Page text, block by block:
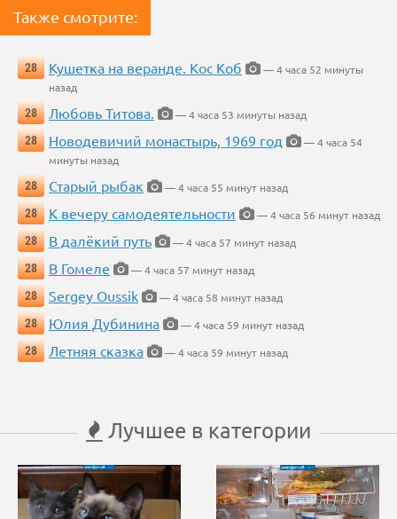
Также смотрите:
28 Кушетка на веранде. Кос Коб
— 4 часа 52 минуты
назад
28
Любовь Титова.
— 4 часа 53 минуты назад
28
Новодевичий монастырь, 1969 год
— 4 часа 54
минуты назад
28
Старый рыбак
— 4 часа 55 минут назад
28
К вечеру самодеятельности
— 4 часа 56 минут назад
28
В далёкий путь
— 4 часа 57 минут назад
28
В Гомеле
— 4 часа 57 минут назад
28
Sergey Oussik
— 4 часа 58 минут назад
28
Юлия Дубинина
— 4 часа 59 минут назад
28
Летняя сказка — 4 часа 59 минут назад
Лучшее в категории